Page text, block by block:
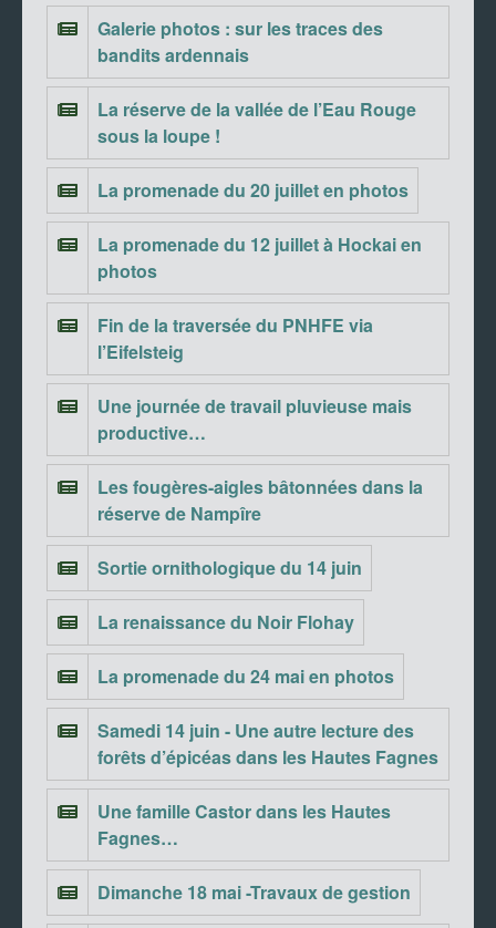
Galerie photos : sur les traces des
bandits ardennais
La réserve de la vallée de l’Eau Rouge
sous la loupe !
La promenade du 20 juillet en photos
La promenade du 12 juillet à Hockai en
photos
Fin de la traversée du PNHFE via
l’Eifelsteig
Une journée de travail pluvieuse mais
productive…
Les fougères-aigles bâtonnées dans la
réserve de Nampîre
Sortie ornithologique du 14 juin
La renaissance du Noir Flohay
La promenade du 24 mai en photos
Samedi 14 juin - Une autre lecture des
forêts d’épicéas dans les Hautes Fagnes
Une famille Castor dans les Hautes
Fagnes…
Dimanche 18 mai -Travaux de gestion